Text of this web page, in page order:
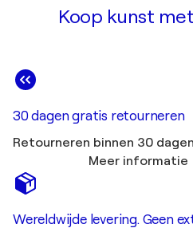
Koop kunst
30 dagen gratis retourneren
Retourneren binnen 30
Meer informatie
Wereldwijde levering. Geen